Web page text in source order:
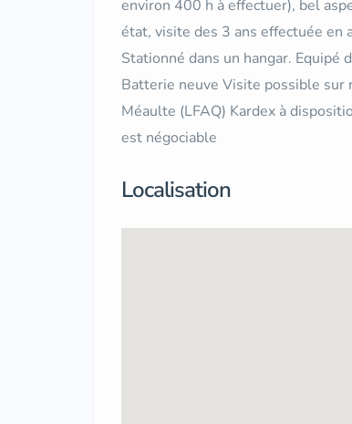
environ 400 h à effectuer), bel
état, visite des 3 ans effectuée en
Stationné dans un hangar. Equipé
Batterie neuve Visite possible sur
Méaulte (LFAQ) Kardex à
est négociable
Localisation